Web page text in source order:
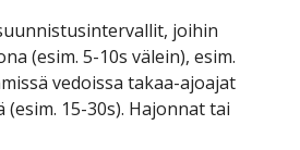
joihin
(esim. 5-10s välein), esim.
vedoissa takaa-ajoajat
15-30s). Hajonnat tai